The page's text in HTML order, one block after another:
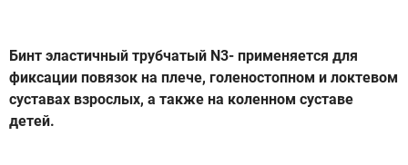
Бинт эластичный трубчатый N3- применяется для
фиксации повязок на плече, голеностопном и локтевом
суставах взрослых, а также на коленном суставе
детей.